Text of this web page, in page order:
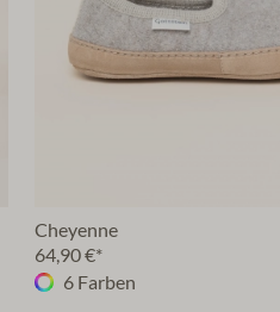
Cheyenne
64,90 €*
6 Farben